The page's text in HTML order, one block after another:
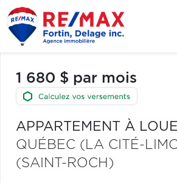
1 680 $ par mois
APPARTEMENT À
QUÉBEC (LA CITÉ-
(SAINT-ROCH)